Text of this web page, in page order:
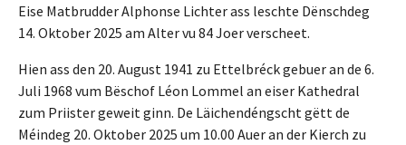
Eise Matbrudder Alphonse Lichter ass leschte Dënschdeg
14. Oktober 2025 am Alter vu 84 Joer verscheet.
Hien ass den 20. August 1941 zu Ettelbréck gebuer an de 6.
Juli 1968 vum Bëschof Léon Lommel an eiser Kathedral
zum Priister geweit ginn. De Läichendéngscht gëtt de
Méindeg 20. Oktober 2025 um 10.00 Auer an der Kierch zu